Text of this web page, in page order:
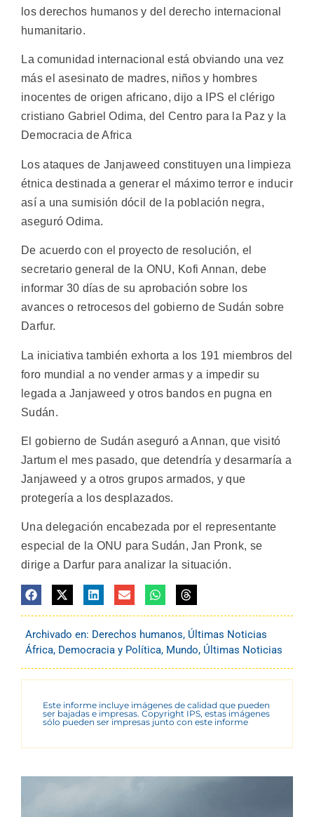
los derechos humanos y del derecho internacional
humanitario.
La comunidad internacional está obviando una vez
más el asesinato de madres, niños y hombres
inocentes de origen africano, dijo a IPS el clérigo
cristiano Gabriel Odima, del Centro para la Paz y la
Democracia de Africa
Los ataques de Janjaweed constituyen una limpieza
étnica destinada a generar el máximo terror e inducir
así a una sumisión dócil de la población negra,
aseguró Odima.
De acuerdo con el proyecto de resolución, el
secretario general de la ONU, Kofi Annan, debe
informar 30 días de su aprobación sobre los
avances o retrocesos del gobierno de Sudán sobre
Darfur.
La iniciativa también exhorta a los 191 miembros del
foro mundial a no vender armas y a impedir su
legada a Janjaweed y otros bandos en pugna en
Sudán.
El gobierno de Sudán aseguró a Annan, que visitó
Jartum el mes pasado, que detendría y desarmaría a
Janjaweed y a otros grupos armados, y que
protegería a los desplazados.
Una delegación encabezada por el representante
especial de la ONU para Sudán, Jan Pronk, se
dirige a Darfur para analizar la situación.
Archivado en: Derechos humanos, Últimas Noticias
África, Democracia y Política, Mundo, Últimas Noticias
Este informe incluye imágenes de calidad que pueden
ser bajadas e impresas. Copyright IPS, estas imágenes
sólo pueden ser impresas junto con este informe